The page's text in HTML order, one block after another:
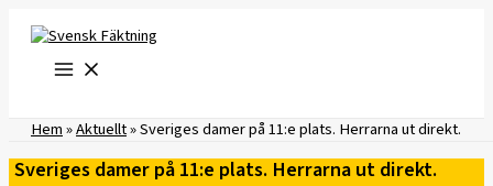
innehåll
Hem»Aktuellt»Sveriges damer på 11:e plats. Herrarna ut direkt.
Sveriges damer på 11:e plats. Herrarna ut direkt.